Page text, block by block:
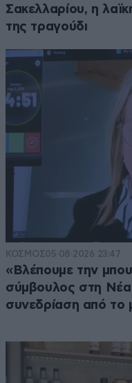
Σακελλαρίου, η
της τραγούδι
ΚΟΣΜΟΣ05·08·2026 23:47
«Βλέπουμε την
σύμβουλος στη
συνεδρίαση από το